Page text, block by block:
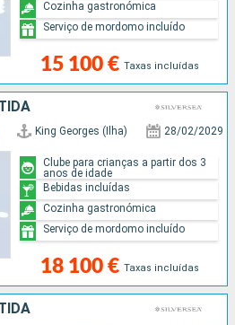
15 100 € Taxas incluídas
Cozinha gastronómica
Serviço de mordomo incluído
King Georges (Ilha) 28/02/2029
18 100 € Taxas incluídas
Clube para crianças a partir dos 3
anos de idade
Bebidas incluídas
Cozinha gastronómica
Serviço de mordomo incluído